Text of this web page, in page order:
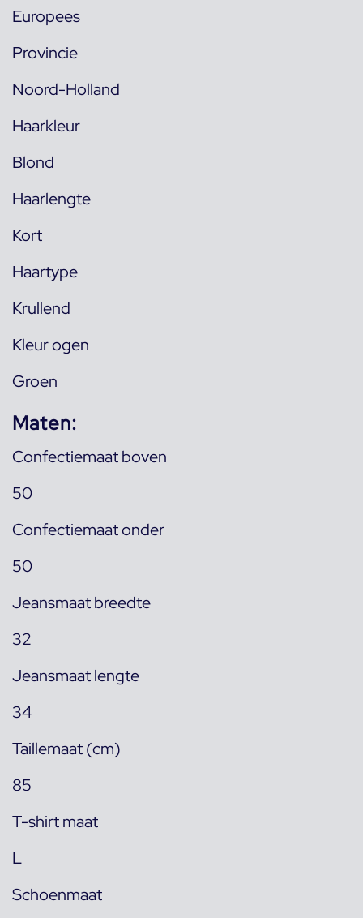
Europees
Provincie
Noord-Holland
Haarkleur
Blond
Haarlengte
Kort
Haartype
Krullend
Kleur ogen
Groen
Maten:
Confectiemaat boven
50
Confectiemaat onder
50
Jeansmaat breedte
32
Jeansmaat lengte
34
Taillemaat (cm)
85
T-shirt maat
L
Schoenmaat